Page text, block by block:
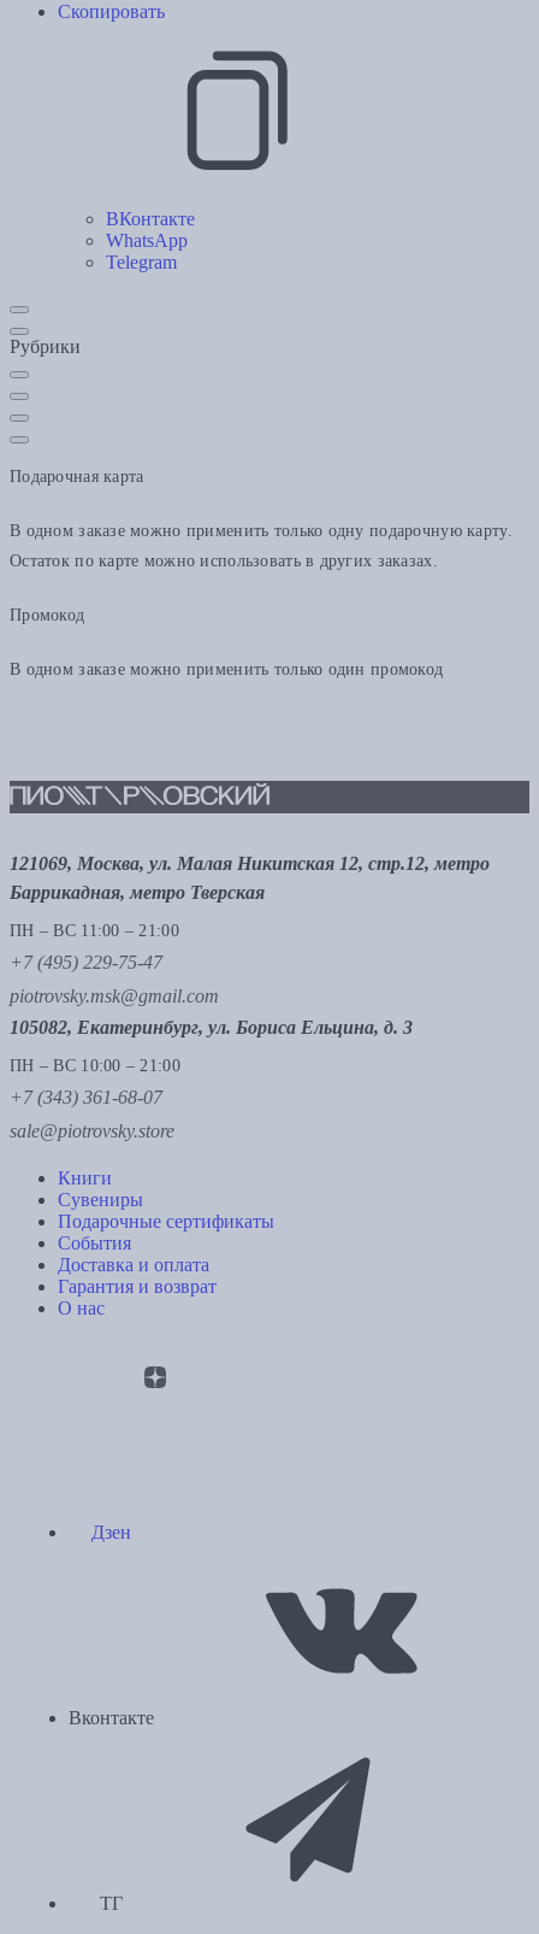
Скопировать
ВКонтакте
WhatsApp
Telegram
Рубрики
Подарочная карта
В одном заказе можно применить только одну подарочную карту.
Остаток по карте можно использовать в других заказах.
Промокод
В одном заказе можно применить только один промокод
121069, Москва, ул. Малая Никитская 12, стр.12, метро
Баррикадная, метро Тверская
ПН – ВС 11:00 – 21:00
+7 (495) 229-75-47
piotrovsky.msk@gmail.com
105082, Екатеринбург, ул. Бориса Ельцина, д. 3
ПН – ВС 10:00 – 21:00
+7 (343) 361-68-07
sale@piotrovsky.store
Книги
Сувениры
Подарочные сертификаты
События
Доставка и оплата
Гарантия и возврат
О нас
Дзен
Вконтакте
ТГ